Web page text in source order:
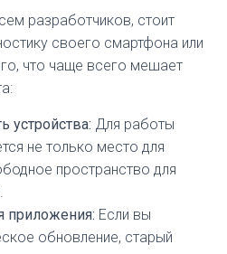
разработчиков, стоит
своего смартфона или
что чаще всего мешает
устройства: Для работы
не только место для
пространство для
приложения: Если вы
обновление, старый